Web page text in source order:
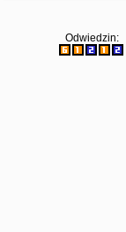
Odwiedzin: